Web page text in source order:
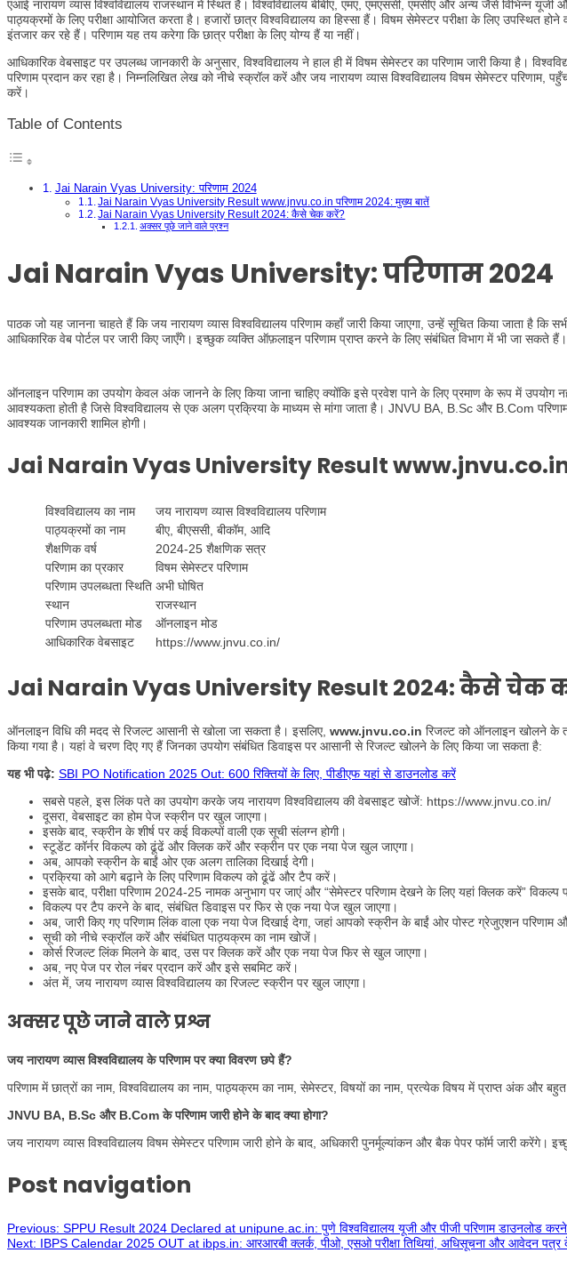
एआई नारायण व्यास विश्वविद्यालय राजस्थान में स्थित है। विश्वविद्यालय बीबीए, एमए, एमएससी, एमसीए और अन्य जैसे विभिन्न यूजी
पाठ्यक्रमों के लिए परीक्षा आयोजित करता है। हजारों छात्र विश्वविद्यालय का हिस्सा हैं। विषम सेमेस्टर परीक्षा के लिए उपस्थित
इंतजार कर रहे हैं। परिणाम यह तय करेगा कि छात्र परीक्षा के लिए योग्य हैं या नहीं।
आधिकारिक वेबसाइट पर उपलब्ध जानकारी के अनुसार, विश्वविद्यालय ने हाल ही में विषम सेमेस्टर का परिणाम जारी किया है।
परिणाम प्रदान कर रहा है। निम्नलिखित लेख को नीचे स्क्रॉल करें और जय नारायण व्यास विश्वविद्यालय विषम सेमेस्टर परिणाम,
करें।
Table of Contents
Jai Narain Vyas University: परिणाम 2024
Jai Narain Vyas University Result www.jnvu.co.in परिणाम 2024: मुख्य बातें
Jai Narain Vyas University Result 2024: कैसे चेक करें?
अक्सर पूछे जाने वाले प्रश्न
Jai Narain Vyas University: परिणाम 2024
पाठक जो यह जानना चाहते हैं कि जय नारायण व्यास विश्वविद्यालय परिणाम कहाँ जारी किया जाएगा, उन्हें सूचित किया जाता है कि
आधिकारिक वेब पोर्टल पर जारी किए जाएँगे। इच्छुक व्यक्ति ऑफ़लाइन परिणाम प्राप्त करने के लिए संबंधित विभाग में भी जा सकते हैं।
ऑनलाइन परिणाम का उपयोग केवल अंक जानने के लिए किया जाना चाहिए क्योंकि इसे प्रवेश पाने के लिए प्रमाण के रूप में उपयोग
आवश्यकता होती है जिसे विश्वविद्यालय से एक अलग प्रक्रिया के माध्यम से मांगा जाता है। JNVU BA, B.Sc और B.Com
आवश्यक जानकारी शामिल होगी।
Jai Narain Vyas University Result
विश्वविद्यालय का नाम
जय नारायण व्यास विश्वविद्यालय परिणाम
पाठ्यक्रमों का नाम
बीए, बीएससी, बीकॉम, आदि
शैक्षणिक वर्ष
2024-25 शैक्षणिक सत्र
परिणाम का प्रकार
विषम सेमेस्टर परिणाम
परिणाम उपलब्धता स्थिति अभी घोषित
स्थान
राजस्थान
परिणाम उपलब्धता मोड
ऑनलाइन मोड
आधिकारिक वेबसाइट
https://www.jnvu.co.in/
Jai Narain Vyas University Result 2024: कैसे चेक
ऑनलाइन विधि की मदद से रिजल्ट आसानी से खोला जा सकता है। इसलिए, www.jnvu.co.in रिजल्ट को ऑनलाइन खोलने के
किया गया है। यहां वे चरण दिए गए हैं जिनका उपयोग संबंधित डिवाइस पर आसानी से रिजल्ट खोलने के लिए किया जा सकता है:
यह भी पढ़े: SBI PO Notification 2025 Out: 600 रिक्तियों के लिए, पीडीएफ यहां से डाउनलोड करें
सबसे पहले, इस लिंक पते का उपयोग करके जय नारायण विश्वविद्यालय की वेबसाइट खोजें: https://www.jnvu.co.in/
दूसरा, वेबसाइट का होम पेज स्क्रीन पर खुल जाएगा।
इसके बाद, स्क्रीन के शीर्ष पर कई विकल्पों वाली एक सूची संलग्न होगी।
स्टूडेंट कॉर्नर विकल्प को ढूंढें और क्लिक करें और स्क्रीन पर एक नया पेज खुल जाएगा।
अब, आपको स्क्रीन के बाईं ओर एक अलग तालिका दिखाई देगी।
प्रक्रिया को आगे बढ़ाने के लिए परिणाम विकल्प को ढूंढें और टैप करें।
इसके बाद, परीक्षा परिणाम 2024-25 नामक अनुभाग पर जाएं और “सेमेस्टर परिणाम देखने के लिए यहां क्लिक करें” विकल्प
विकल्प पर टैप करने के बाद, संबंधित डिवाइस पर फिर से एक नया पेज खुल जाएगा।
अब, जारी किए गए परिणाम लिंक वाला एक नया पेज दिखाई देगा, जहां आपको स्क्रीन के बाईं ओर पोस्ट ग्रेजुएशन
सूची को नीचे स्क्रॉल करें और संबंधित पाठ्यक्रम का नाम खोजें।
कोर्स रिजल्ट लिंक मिलने के बाद, उस पर क्लिक करें और एक नया पेज फिर से खुल जाएगा।
अब, नए पेज पर रोल नंबर प्रदान करें और इसे सबमिट करें।
अंत में, जय नारायण व्यास विश्वविद्यालय का रिजल्ट स्क्रीन पर खुल जाएगा।
अक्सर पूछे जाने वाले प्रश्न
जय नारायण व्यास विश्वविद्यालय के परिणाम पर क्या विवरण छपे हैं?
परिणाम में छात्रों का नाम, विश्वविद्यालय का नाम, पाठ्यक्रम का नाम, सेमेस्टर, विषयों का नाम, प्रत्येक विषय में प्राप्त अंक और
JNVU BA, B.Sc और B.Com के परिणाम जारी होने के बाद क्या होगा?
जय नारायण व्यास विश्वविद्यालय विषम सेमेस्टर परिणाम जारी होने के बाद, अधिकारी पुनर्मूल्यांकन और बैक पेपर फॉर्म जारी
Post navigation
Previous: SPPU Result 2024 Declared at unipune.ac.in: पुणे विश्वविद्यालय यूजी और पीजी परिणाम डाउनलोड
Next: IBPS Calendar 2025 OUT at ibps.in: आरआरबी क्लर्क, पीओ, एसओ परीक्षा तिथियां, अधिसूचना और आवेदन पत्र